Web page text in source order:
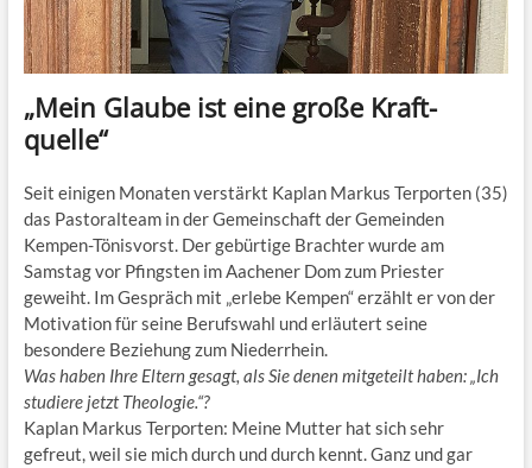
„Mein Glaube ist eine große Kraft­
quelle“
Seit einigen Monaten verstärkt Kaplan Markus Terporten (35)
das Pastoralteam in der Gemeinschaft der Gemeinden
Kempen-Tönisvorst. Der gebürtige Brachter wurde am
Samstag vor Pfingsten im Aachener Dom zum Priester
geweiht. Im Gespräch mit „erlebe Kempen“ erzählt er von der
Motivation für seine Berufswahl und erläutert seine
besondere Beziehung zum Niederrhein.
Was haben Ihre Eltern gesagt, als Sie denen mitgeteilt haben: „Ich
studiere jetzt Theologie.“?
Kaplan Markus Terporten: Meine Mutter hat sich sehr
gefreut, weil sie mich durch und durch kennt. Ganz und gar